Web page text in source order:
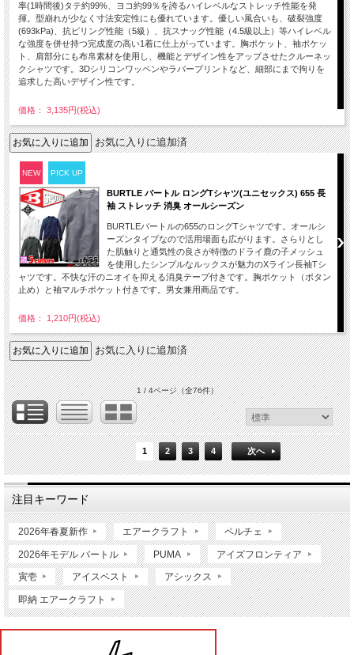
率(1時間後)タテ約99%、ヨコ約99％を誇るハイレベルなストレッチ性能を発
揮。型崩れが少なく寸法安定性にも優れています。優しい風合いも、破裂強度
(693kPa)、抗ピリング性能（5級）、抗スナッグ性能（4.5級以上）等ハイレベル
な強度を併せ持つ完成度の高い1着に仕上がっています。胸ポケット、袖ポケッ
ト、肩部分にも布帛素材を使用し、機能とデザイン性をアップさせたクルーネッ
クシャツです。3Dシリコンワッペンやラバープリントなど、細部にまで拘りを
追求した高いデザイン性です。
価格： 3,135円(税込)
お気に入りに追加済
NEW PICK UP
BURTLE バートル ロングTシャツ(ユニセックス) 655 長
袖 ストレッチ 消臭 オールシーズン
BURTLEバートルの655のロングTシャツです。オールシ
ーズンタイプなので活用場面も広がります。さらりとし
た肌触りと通気性の良さが特徴のドライ鹿の子メッシュ
を使用したシンプルなルックスが魅力のXライン長袖Tシ
ャツです。不快な汗のニオイを抑える消臭テープ付きです。胸ポケット（ボタン
止め）と袖マルチポケット付きです。男女兼用商品です。
価格： 1,210円(税込)
お気に入りに追加済
1 / 4ページ（全76件）
1 2 3 4 次へ
注目キーワード
2026年春夏新作 エアークラフト ペルチェ
2026年モデル バートル PUMA アイズフロンティア
寅壱 アイスベスト アシックス
即納 エアークラフト